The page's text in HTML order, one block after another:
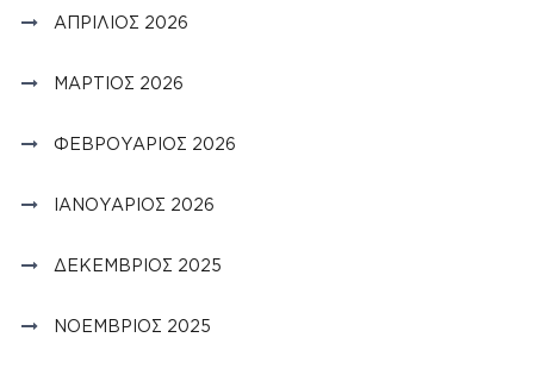
ΑΠΡΊΛΙΟΣ 2026
ΜΆΡΤΙΟΣ 2026
ΦΕΒΡΟΥΆΡΙΟΣ 2026
ΙΑΝΟΥΆΡΙΟΣ 2026
ΔΕΚΈΜΒΡΙΟΣ 2025
ΝΟΈΜΒΡΙΟΣ 2025